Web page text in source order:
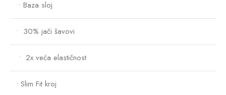
• Baza sloj
• 30% jači šavovi
• 2x veća elastičnost
• Slim Fit kroj